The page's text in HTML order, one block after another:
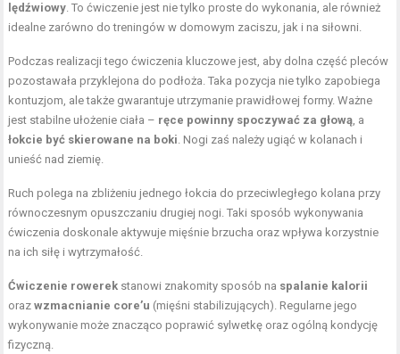
lędźwiowy. To ćwiczenie jest nie tylko proste do wykonania, ale również
idealne zarówno do treningów w domowym zaciszu, jak i na siłowni.
Podczas realizacji tego ćwiczenia kluczowe jest, aby dolna część pleców
pozostawała przyklejona do podłoża. Taka pozycja nie tylko zapobiega
kontuzjom, ale także gwarantuje utrzymanie prawidłowej formy. Ważne
jest stabilne ułożenie ciała – ręce powinny spoczywać za głową, a
łokcie być skierowane na boki. Nogi zaś należy ugiąć w kolanach i
unieść nad ziemię.
Ruch polega na zbliżeniu jednego łokcia do przeciwległego kolana przy
równoczesnym opuszczaniu drugiej nogi. Taki sposób wykonywania
ćwiczenia doskonale aktywuje mięśnie brzucha oraz wpływa korzystnie
na ich siłę i wytrzymałość.
Ćwiczenie rowerek stanowi znakomity sposób na spalanie kalorii
orazwzmacnianie core’u (mięśni stabilizujących). Regularne jego
wykonywanie może znacząco poprawić sylwetkę oraz ogólną kondycję
fizyczną.